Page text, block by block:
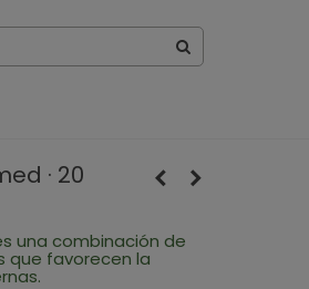
· 20
una combinación de
que favorecen la